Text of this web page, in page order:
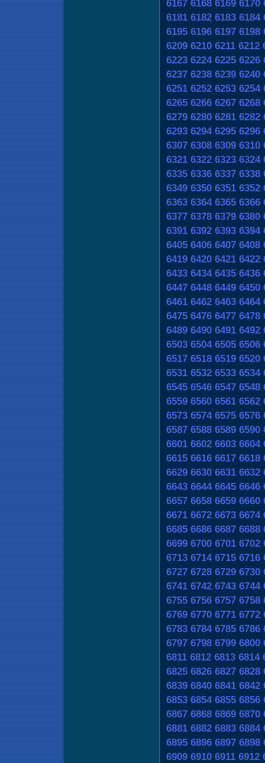
6167 6168 6169 6170
6181 6182 6183 6184
6195 6196 6197 6198
6209 6210 6211 6212
6223 6224 6225 6226
6237 6238 6239 6240
6251 6252 6253 6254
6265 6266 6267 6268
6279 6280 6281 6282
6293 6294 6295 6296
6307 6308 6309 6310
6321 6322 6323 6324
6335 6336 6337 6338
6349 6350 6351 6352
6363 6364 6365 6366
6377 6378 6379 6380
6391 6392 6393 6394
6405 6406 6407 6408
6419 6420 6421 6422
6433 6434 6435 6436
6447 6448 6449 6450
6461 6462 6463 6464
6475 6476 6477 6478
6489 6490 6491 6492
6503 6504 6505 6506
6517 6518 6519 6520
6531 6532 6533 6534
6545 6546 6547 6548
6559 6560 6561 6562
6573 6574 6575 6576
6587 6588 6589 6590
6601 6602 6603 6604
6615 6616 6617 6618
6629 6630 6631 6632
6643 6644 6645 6646
6657 6658 6659 6660
6671 6672 6673 6674
6685 6686 6687 6688
6699 6700 6701 6702
6713 6714 6715 6716
6727 6728 6729 6730
6741 6742 6743 6744
6755 6756 6757 6758
6769 6770 6771 6772
6783 6784 6785 6786
6797 6798 6799 6800
6811 6812 6813 6814
6825 6826 6827 6828
6839 6840 6841 6842
6853 6854 6855 6856
6867 6868 6869 6870
6881 6882 6883 6884
6895 6896 6897 6898
6909 6910 6911 6912